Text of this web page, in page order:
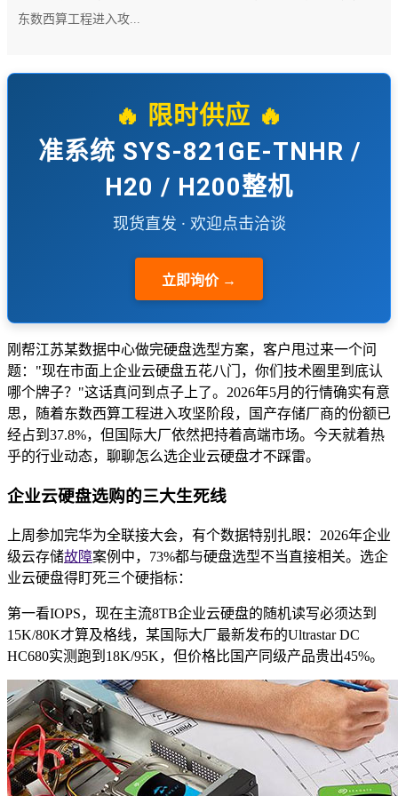
东数西算工程进入攻...
🔥 限时供应 🔥
准系统 SYS-821GE-TNHR /
H20 / H200整机
现货直发 · 欢迎点击洽谈
立即询价 →
刚帮江苏某数据中心做完硬盘选型方案，客户甩过来一个问
题："现在市面上企业云硬盘五花八门，你们技术圈里到底认
哪个牌子？"这话真问到点子上了。2026年5月的行情确实有意
思，随着东数西算工程进入攻坚阶段，国产存储厂商的份额已
经占到37.8%，但国际大厂依然把持着高端市场。今天就着热
乎的行业动态，聊聊怎么选企业云硬盘才不踩雷。
企业云硬盘选购的三大生死线
上周参加完华为全联接大会，有个数据特别扎眼：2026年企业
级云存储故障案例中，73%都与硬盘选型不当直接相关。选企
业云硬盘得盯死三个硬指标：
第一看IOPS，现在主流8TB企业云硬盘的随机读写必须达到
15K/80K才算及格线，某国际大厂最新发布的Ultrastar DC
HC680实测跑到18K/95K，但价格比国产同级产品贵出45%。